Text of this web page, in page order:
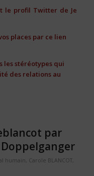
le profil Twitter de Je
places par ce lien
les stéréotypes qui
des relations au
par
humain, Carole BLANCOT,